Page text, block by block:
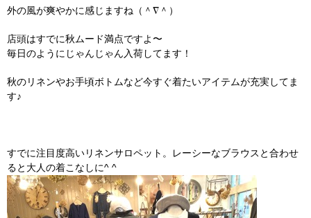
外の風が爽やかに感じますね（＾∇＾）
店頭はすでに秋ムード満点ですよ〜
毎日のようにじゃんじゃん入荷してます！
秋のリネンやお手頃ボトムなど今すぐ着たいアイテムが充実してま
す♪
すでに注目度高いリネンサロペット。レーシーなブラウスと合わせ
ると大人の着こなしに^ ^